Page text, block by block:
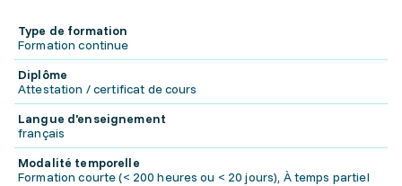
Type de formation
Formation continue
Diplôme
Attestation / certificat de cours
Langue d'enseignement
français
Modalité temporelle
Formation courte (< 200 heures ou < 20 jours), À temps partiel